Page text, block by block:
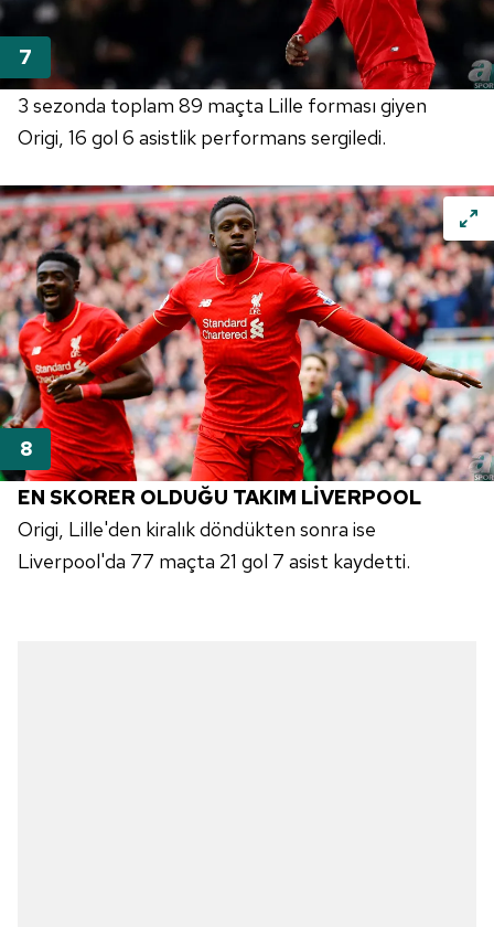
6698 sayılı Kişisel Verilerin Korunması Kanunu uyarınca
hazırlanmış Aydınlatma Metnimizi okumak ve sitemizde
ilgili mevzuata uygun olarak kullanılan çerezlerle ilgili bilgi
almak için lütfentıklayınız.
3 sezonda toplam 89 maçta Lille forması giyen
Origi, 16 gol 6 asistlik performans sergiledi.
EN SKORER OLDUĞU TAKIM LİVERPOOL
Origi, Lille'den kiralık döndükten sonra ise
Liverpool'da 77 maçta 21 gol 7 asist kaydetti.